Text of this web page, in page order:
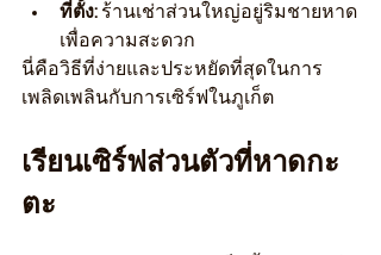
ที่ตั้ง: ร้านเช่าส่วนใหญ่อยู่ริมชายหาด
เพื่อความสะดวก
นี่คือวิธีที่ง่ายและประหยัดที่สุดในการ
เพลิดเพลินกับการเซิร์ฟในภูเก็ต
เรียนเซิร์ฟส่วนตัวที่หาดกะ
ตะ